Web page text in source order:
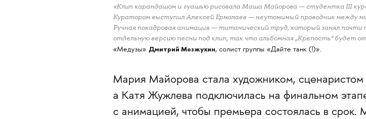
«Клип карандашом и гуашью рисовала Маша Майорова — студентка III
Куратором выступил Алексей Ермолаев — неутомимый проводник между
Ручная покадровая анимация — титанический труд, который занял почти
отдельную версию песни под клип, так что альбомная „Крепость“ будет
«Медузы» Дмитрий Мозжухин, солист группы «Дайте танк (!)».
Мария Майорова стала художником,
а Катя Жужлева подключилась на финальном
с анимацией, чтобы премьера состоялась в срок.